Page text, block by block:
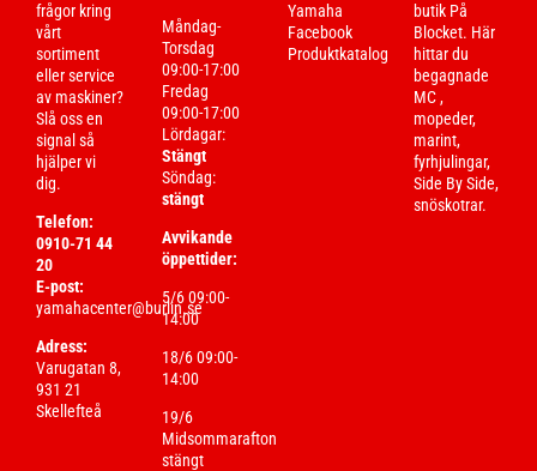
frågor kring
vårt
sortiment
eller service
av maskiner?
Slå oss en
signal så
hjälper vi
dig.
Telefon:
0910-71 44
20
E-post:
yamahacenter@burlin.se
Adress:
Varugatan 8,
931 21
Skellefteå
Måndag-
Torsdag
09:00-17:00
Fredag
09:00-17:00
Lördagar:
Stängt
Söndag:
stängt
Avvikande
öppettider:
5/6 09:00-
14:00
18/6 09:00-
14:00
19/6
Midsommarafton
stängt
Yamaha
Facebook
Produktkatalog
butik På
Blocket. Här
hittar du
begagnade
MC ,
mopeder,
marint,
fyrhjulingar,
Side By Side,
snöskotrar.